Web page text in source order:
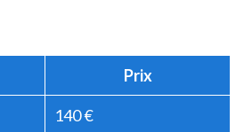
Prix
140 €